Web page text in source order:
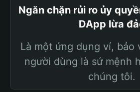
Ngăn chặn rủi ro ủy
DApp lừa
Là một ứng dụng ví, bảo
người dùng là sứ mệnh
chúng tôi.